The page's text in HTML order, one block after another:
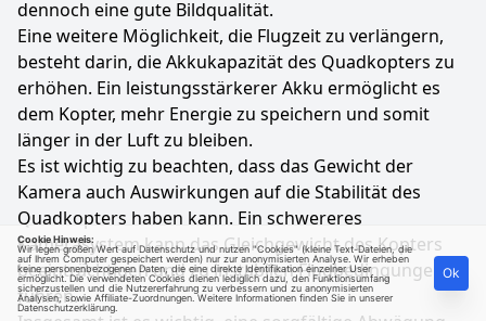
dennoch eine gute Bildqualität.
Eine weitere Möglichkeit, die Flugzeit zu verlängern,
besteht darin, die Akkukapazität des Quadkopters zu
erhöhen. Ein leistungsstärkerer Akku ermöglicht es
dem Kopter, mehr Energie zu speichern und somit
länger in der Luft zu bleiben.
Es ist wichtig zu beachten, dass das Gewicht der
Kamera auch Auswirkungen auf die Stabilität des
Quadkopters haben kann. Ein schwereres
Kamerasystem kann das Gleichgewicht des Kopters
beeinträchtigen und zu instabilen Flugbedingungen
führen.
Cookie Hinweis:
Wir legen großen Wert auf Datenschutz und nutzen "Cookies" (kleine Text-Dateien, die
auf Ihrem Computer gespeichert werden) nur zur anonymisierten Analyse. Wir erheben
keine personenbezogenen Daten, die eine direkte Identifikation einzelner User
ermöglicht. Die verwendeten Cookies dienen lediglich dazu, den Funktionsumfang
sicherzustellen und die Nutzererfahrung zu verbessern und zu anonymisierten
Analysen, sowie Affiliate-Zuordnungen. Weitere Informationen finden Sie in unserer
Datenschutzerklärung
Ok